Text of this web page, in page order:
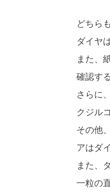
どちら
ダイヤ
また、
確認す
さらに
クジル
その他
アはダ
また、
一粒の